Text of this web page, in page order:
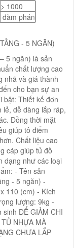
> 1000
đàm phán
- 5 NGĂN)
5 ngăn) là sản
chất lượng cao
nhã và giá thành
cho bạn sự an
bật: Thiết kế đơn
lẻ, dễ dàng lắp ráp,
Đồng thời mặt
giúp tô điểm
Chất liệu cao
cáp giúp tủ đồ
dạng như các loại
- Tên sản
- 5 ngăn) -
110 (cm) - Kích
lượng: 9kg -
sinh ĐỂ GIẢM CHI
NHỰA MÀ
CHƯA LẮP